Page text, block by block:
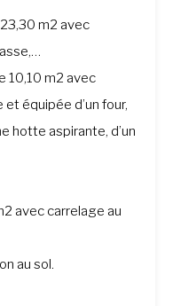
m2 avec
10,10 m2 avec
équipée d’un four,
hotte aspirante, d’un
avec carrelage au
au sol.